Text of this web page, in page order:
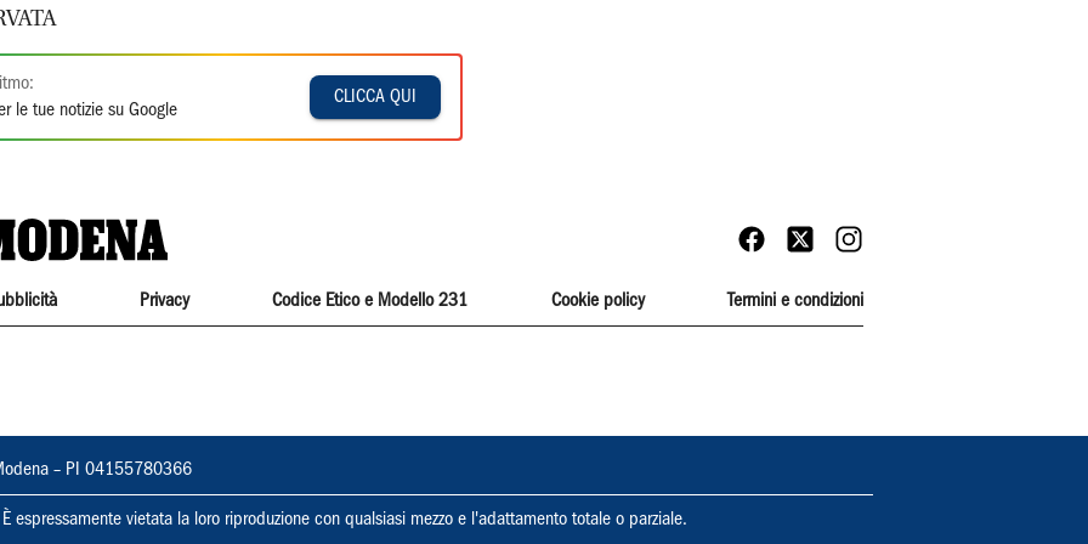
le tue notizie su Google
CLICCA QUI
Privacy Codice Etico e Modello 231 Cookie policy Termini e condizioni
– PI 04155780366
espressamente vietata la loro riproduzione con qualsiasi mezzo e l'adattamento totale o parziale.